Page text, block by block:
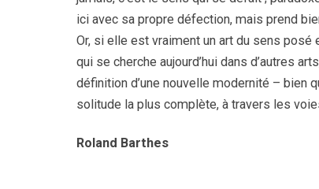
ici avec sa propre défection, mais prend
Or, si elle est vraiment un art du sens posé
qui se cherche aujourd’hui dans d’autres
définition d’une nouvelle modernité – bien
solitude la plus complète, à travers les
Roland Barthes